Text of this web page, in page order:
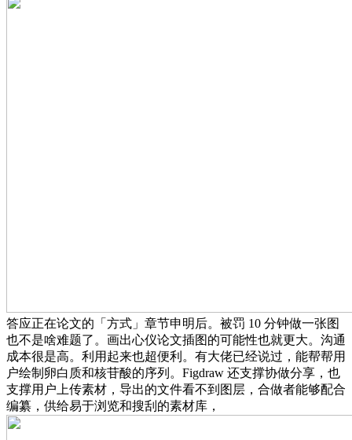
答应正在论文的「方式」章节申明后。被罚 10 分钟做一张图
也不是啥难题了。画出心仪论文插图的可能性也就更大。沟通
成本很是高。利用起来也超便利。有大佬已经说过，能帮帮用
户绘制卵白质和核苷酸的序列。Figdraw 还支撑协做分享，也
支撑用户上传素材，导出的文件看不到图层，合做者能够配合
编纂，供给易于浏览和搜刮的素材库，